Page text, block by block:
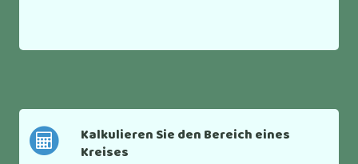
Kalkulieren Sie den Bereich eines
Kreises